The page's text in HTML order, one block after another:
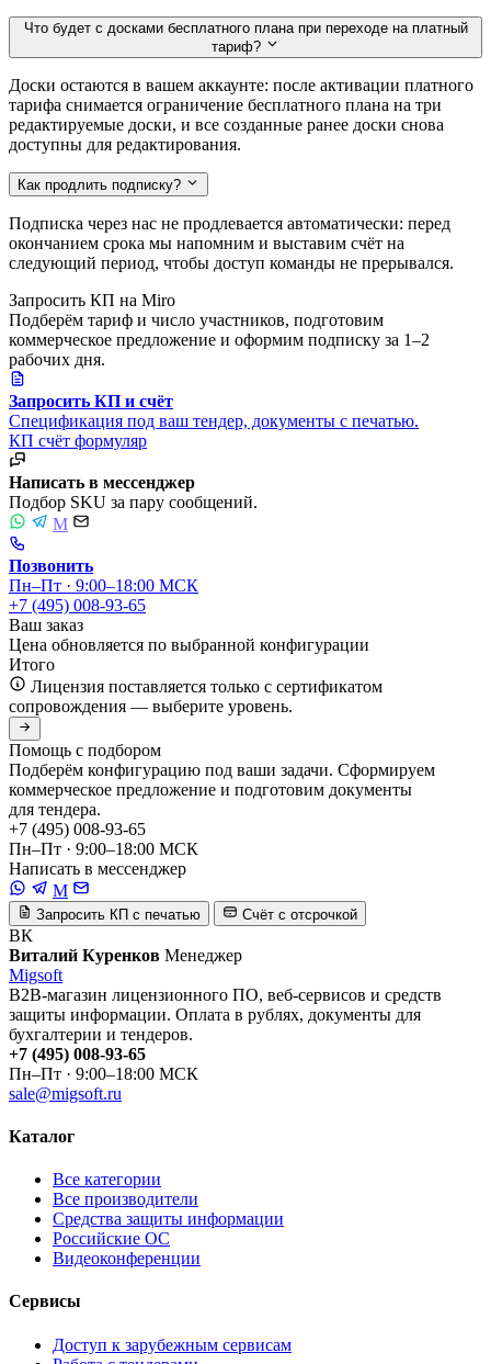
Что будет с досками бесплатного плана при переходе на платный
тариф?
Доски остаются в вашем аккаунте: после активации платного
тарифа снимается ограничение бесплатного плана на три
редактируемые доски, и все созданные ранее доски снова
доступны для редактирования.
Как продлить подписку?
Подписка через нас не продлевается автоматически: перед
окончанием срока мы напомним и выставим счёт на
следующий период, чтобы доступ команды не прерывался.
Запросить КП на Miro
Подберём тариф и число участников, подготовим
коммерческое предложение и оформим подписку за 1–2
рабочих дня.
Запросить КП и счёт
Спецификация под ваш тендер, документы с печатью.
КП счёт формуляр
Написать в мессенджер
Подбор SKU за пару сообщений.
M
Позвонить
Пн–Пт · 9:00–18:00 МСК
+7 (495) 008-93-65
Ваш заказ
Цена обновляется по выбранной конфигурации
Итого
Лицензия поставляется только с сертификатом
сопровождения — выберите уровень.
Помощь с подбором
Подберём конфигурацию под ваши задачи. Сформируем
коммерческое предложение и подготовим документы
для тендера.
+7 (495) 008-93-65
Пн–Пт · 9:00–18:00 МСК
Написать в мессенджер
M
Запросить КП с печатью Счёт с отсрочкой
ВК
Виталий Куренков Менеджер
Migsoft
B2B-магазин лицензионного ПО, веб-сервисов и средств
защиты информации. Оплата в рублях, документы для
бухгалтерии и тендеров.
+7 (495) 008-93-65
Пн–Пт · 9:00–18:00 МСК
sale@migsoft.ru
Каталог
Все категории
Все производители
Средства защиты информации
Российские ОС
Видеоконференции
Сервисы
Доступ к зарубежным сервисам